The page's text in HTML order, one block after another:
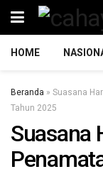
HOME
Beranda » Suasana
Tahun 2025
Suasana